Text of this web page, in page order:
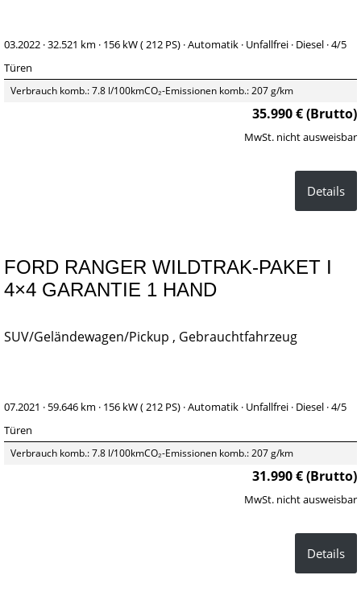
03.2022 ·32.521 km · 156 kW ( 212 PS) · Automatik · Unfallfrei · Diesel · 4/5
Türen
Verbrauch komb.: 7.8 l/100kmCO₂-Emissionen komb.: 207 g/km
35.990 € (Brutto)
MwSt. nicht ausweisbar
Details
FORD RANGER WILDTRAK-PAKET I
4×4 GARANTIE 1 HAND
SUV/Geländewagen/Pickup , Gebrauchtfahrzeug
07.2021 · 59.646 km · 156 kW ( 212 PS) · Automatik · Unfallfrei · Diesel · 4/5
Türen
Verbrauch komb.: 7.8 l/100kmCO₂-Emissionen komb.: 207 g/km
31.990 € (Brutto)
MwSt. nicht ausweisbar
Details